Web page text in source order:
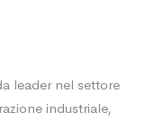
leader nel settore
industriale,